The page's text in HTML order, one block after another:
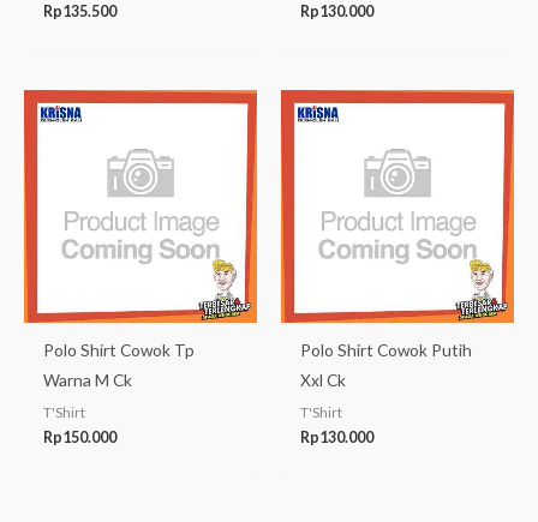
Rp135.500 Rp130.000
Polo Shirt Cowok Tp
Warna M Ck
T'Shirt
Rp150.000
Polo Shirt Cowok Putih
Xxl Ck
T'Shirt
Rp130.000